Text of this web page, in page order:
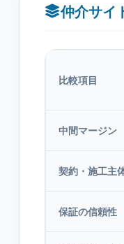
仲介サイ
比較項目
中間マージン
契約・施工主
保証の信頼性